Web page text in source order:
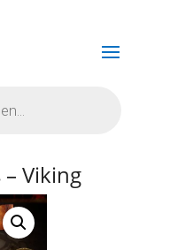
Viking